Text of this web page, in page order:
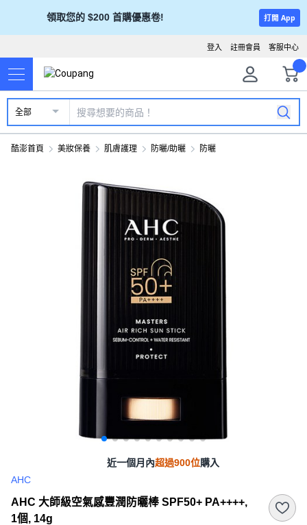
領取您的 $200 首購優惠卷! 打開 App
客服中心
註冊會員
登入
全部
酷澎首頁 美妝保養 肌膚護理 防曬/助曬 防曬
近一個月內超過900位購入
AHC
AHC 大師級空氣感豐潤防曬棒 SPF50+ PA++++,
1個, 14g